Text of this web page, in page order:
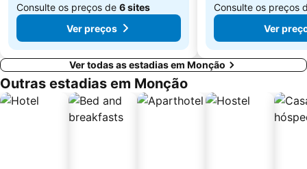
Consulte os preços de 6 sites
Ver preços
Consulte os preços
Ver
Ver todas as estadias em Monção
Outras estadias em Monção